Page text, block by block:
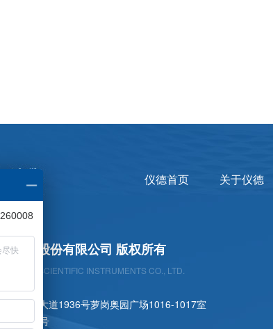
仪德首页 关于仪德
仪器股份有限公司 版权所有
SCIENTIFIC INSTRUMENTS CO., LTD.
区开创大道1936号萝岗奥园广场1016-1017室
号